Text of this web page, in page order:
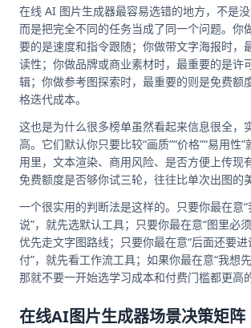
在线 AI 图片生成器最容易选错的地方，不是没
而是把完全不同的任务当成了同一个问题。你
要的是速度和指令跟随；你做带文字海报时，
读性；你做品牌或商业素材时，最重要的是许
辑；你做参考图探索时，最重要的则是免费额
格迭代成本。
这也是为什么很多榜单虽然看起来信息很全，
高。它们默认你只要比较“画质”“价格”“易用性
用里，文本渲染、商用风险、是否方便上传现
免费额度是否够你试三轮，往往比单次出图的
一个很实用的判断法是这样的。只要你最在意
说”，就先选默认工具；只要你最在意“图里必
优先走文字图路线；只要你最在意“后面还要
付”，就先看工作流工具；如果你最在意“我想先
那就不要一开始选学习成本和付费门槛都更高
在线AI图片生成器场景决策矩阵